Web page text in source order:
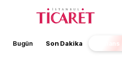
Bugün Son Dakika Finans